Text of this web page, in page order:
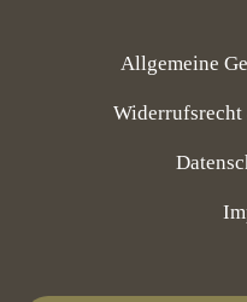
Allgemeine